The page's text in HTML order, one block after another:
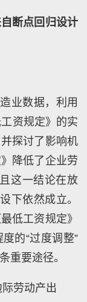
断点回归设计
业数据，利用
资规定》的实
探讨了影响机
降低了企业劳
这一结论在放
下依然成立。
低工资规定》
的“过度调整”
重要途径。
劳动产出